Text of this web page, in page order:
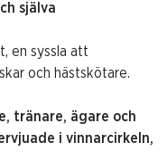
själva
en syssla att
och hästskötare.
tränare, ägare och
i vinnarcirkeln,